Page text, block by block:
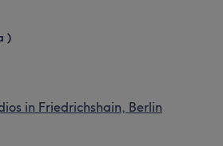
)
in Friedrichshain, Berlin